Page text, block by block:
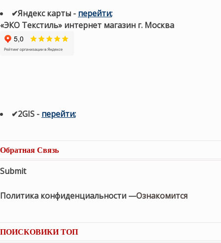
✔Яндекс карты - перейти;
«ЭКО Текстиль» интернет магазин г. Москва
✔2GIS - перейти;
Обратная Связь
Submit
Политика конфиденциальности —Ознакомится
ПОИСКОВИКИ ТОП